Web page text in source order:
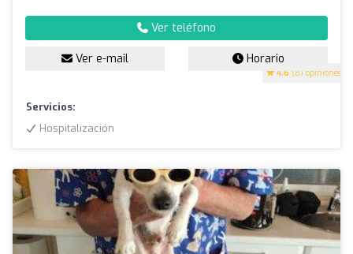
4.6 (81 opiniones)
Ver teléfono
Ver e-mail Horario
Servicios:
Hospitalización